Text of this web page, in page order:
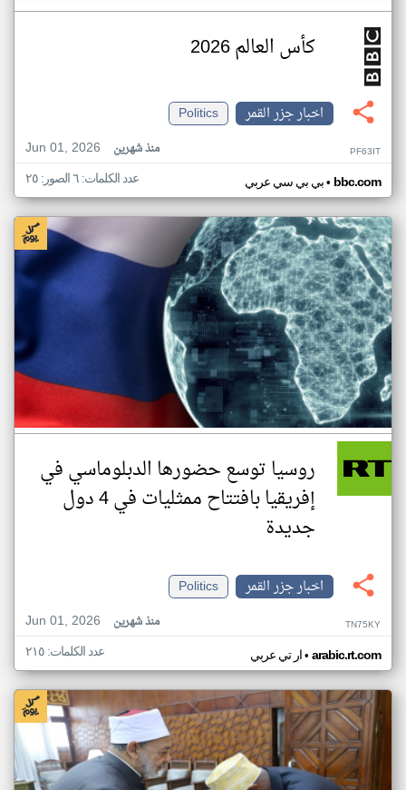
كأس العالم 2026
اخبار جزر القمر
Politics
Jun 01, 2026
منذ شهرين PF63IT
بي بي سي عربي• bbc.com عدد الكلمات: ٦ الصور: ٢٥
روسيا توسع حضورها الدبلوماسي في
إفريقيا بافتتاح ممثليات في 4 دول
جديدة
اخبار جزر القمر
Politics
Jun 01, 2026
منذ شهرين TN75KY
ار تي عربي• arabic.rt.com عدد الكلمات: ٢١٥